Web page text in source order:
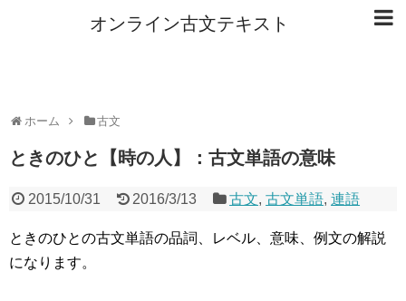
オンライン古文テキスト
ホーム 古文
ときのひと【時の人】：古文単語の意味
2015/10/31 2016/3/13 古文,古文単語,連語
ときのひとの古文単語の品詞、レベル、意味、例文の解説
になります。